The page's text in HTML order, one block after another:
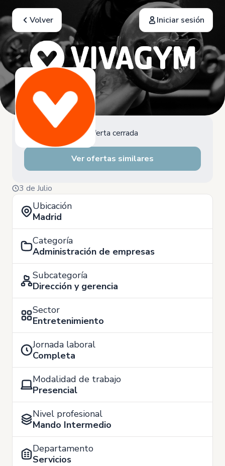
Volver Iniciar sesión
Oferta cerrada
Ver ofertas similares
3 de Julio
Ubicación
Madrid
Categoría
Administración de empresas
Subcategoría
Dirección y gerencia
Sector
Entretenimiento
Jornada laboral
Completa
Modalidad de trabajo
Presencial
Nivel profesional
Mando Intermedio
Departamento
Servicios